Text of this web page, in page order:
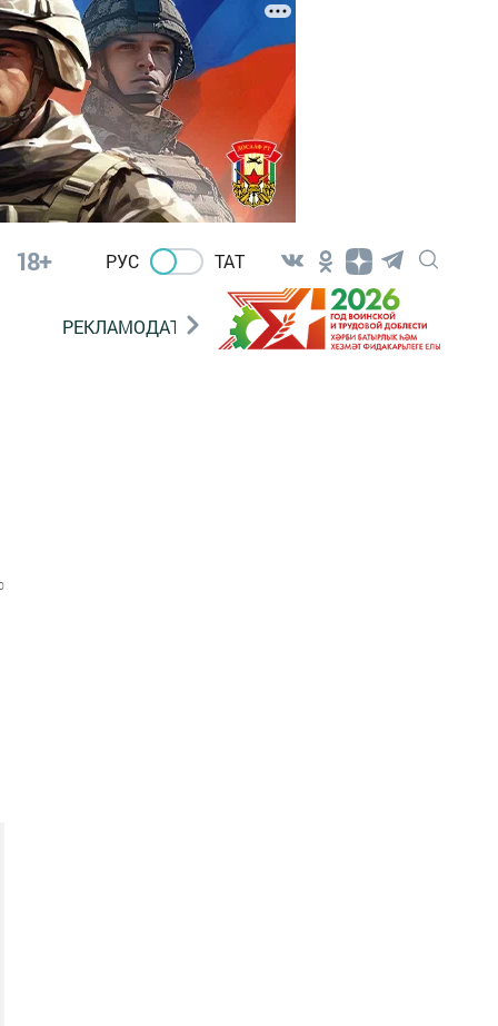
18+ РУС ТАТ
РЕКЛАМОДАТЕЛЯМ